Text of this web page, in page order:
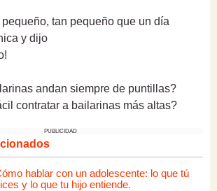
tan pequeño que un día
y dijo
andan siempre de puntillas?
contratar a bailarinas más altas?
PUBLICIDAD
hablar con un adolescente: lo que tú
y lo que tu hijo entiende.